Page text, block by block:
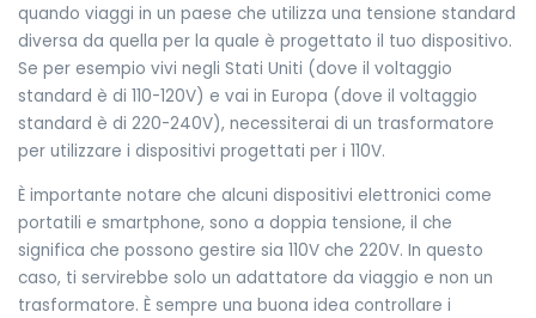
quando viaggi in un paese che utilizza una tensione standard
diversa da quella per la quale è progettato il tuo dispositivo.
Se per esempio vivi negli Stati Uniti (dove il voltaggio
standard è di 110-120V) e vai in Europa (dove il voltaggio
standard è di 220-240V), necessiterai di un trasformatore
per utilizzare i dispositivi progettati per i 110V.
È importante notare che alcuni dispositivi elettronici come
portatili e smartphone, sono a doppia tensione, il che
significa che possono gestire sia 110V che 220V. In questo
caso, ti servirebbe solo un adattatore da viaggio e non un
trasformatore. È sempre una buona idea controllare i